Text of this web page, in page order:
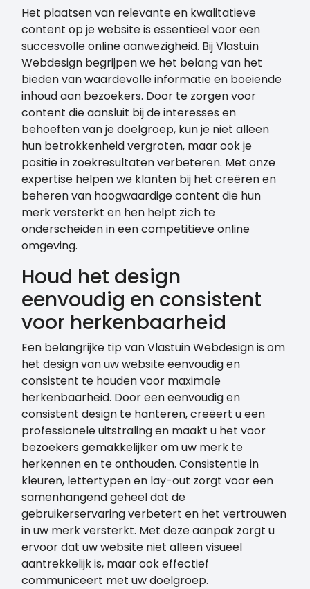
Het plaatsen van relevante en kwalitatieve
content op je website is essentieel voor een
succesvolle online aanwezigheid. Bij Vlastuin
Webdesign begrijpen we het belang van het
bieden van waardevolle informatie en boeiende
inhoud aan bezoekers. Door te zorgen voor
content die aansluit bij de interesses en
behoeften van je doelgroep, kun je niet alleen
hun betrokkenheid vergroten, maar ook je
positie in zoekresultaten verbeteren. Met onze
expertise helpen we klanten bij het creëren en
beheren van hoogwaardige content die hun
merk versterkt en hen helpt zich te
onderscheiden in een competitieve online
omgeving.
Houd het design
eenvoudig en consistent
voor herkenbaarheid
Een belangrijke tip van Vlastuin Webdesign is om
het design van uw website eenvoudig en
consistent te houden voor maximale
herkenbaarheid. Door een eenvoudig en
consistent design te hanteren, creëert u een
professionele uitstraling en maakt u het voor
bezoekers gemakkelijker om uw merk te
herkennen en te onthouden. Consistentie in
kleuren, lettertypen en lay-out zorgt voor een
samenhangend geheel dat de
gebruikerservaring verbetert en het vertrouwen
in uw merk versterkt. Met deze aanpak zorgt u
ervoor dat uw website niet alleen visueel
aantrekkelijk is, maar ook effectief
communiceert met uw doelgroep.